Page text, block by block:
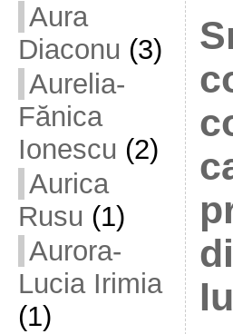
Aura
Diaconu (3)
Aurelia-
Fănica
Ionescu (2)
Aurica
Rusu (1)
Aurora-
Lucia Irimia
(1)